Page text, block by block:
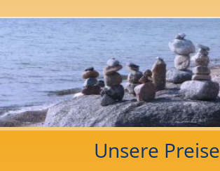
Unsere Preise